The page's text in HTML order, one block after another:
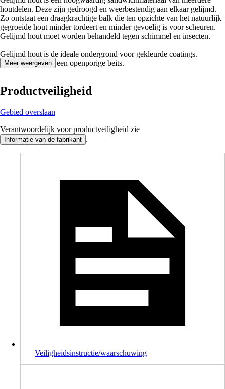
houtdelen. Deze zijn gedroogd en weerbestendig aan elkaar gelijmd.
Zo ontstaat een draagkrachtige balk die ten opzichte van het natuurlijk
gegroeide hout minder tordeert en minder gevoelig is voor scheuren.
Gelijmd hout moet worden behandeld tegen schimmel en insecten.
Gelijmd hout is de ideale ondergrond voor gekleurde coatings.
Gebruik hiervoor een openporige beits.
Meer weergeven
Productveiligheid
Gebied overslaan
Verantwoordelijk voor productveiligheid zie
Informatie van de fabrikant .
Veiligheidsinstructie/waarschuwing